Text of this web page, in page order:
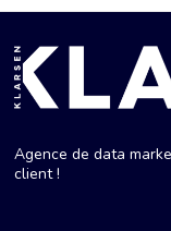
Agence de data
client !